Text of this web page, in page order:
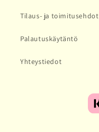
Tilaus- ja toimitusehdot
Palautuskäytäntö
Yhteystiedot